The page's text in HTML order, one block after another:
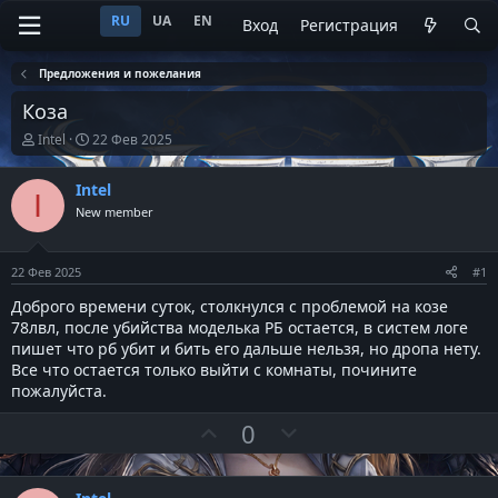
RU UA EN Вход Регистрация
Предложения и пожелания
Коза
А
в
т
о
т
ы
Intel
Д
а
т
а
н
л
22 Фев 2025
I Intel
New member
22 Фев 2025 #1
Доброго времени суток, столкнулся с проблемой на козе
78лвл, после убийства моделька РБ остается, в систем логе
пишет что рб убит и бить его дальше нельзя, но дропа нету.
Все что остается только выйти с комнаты, почините
пожалуйста.
о
з
0
е
г